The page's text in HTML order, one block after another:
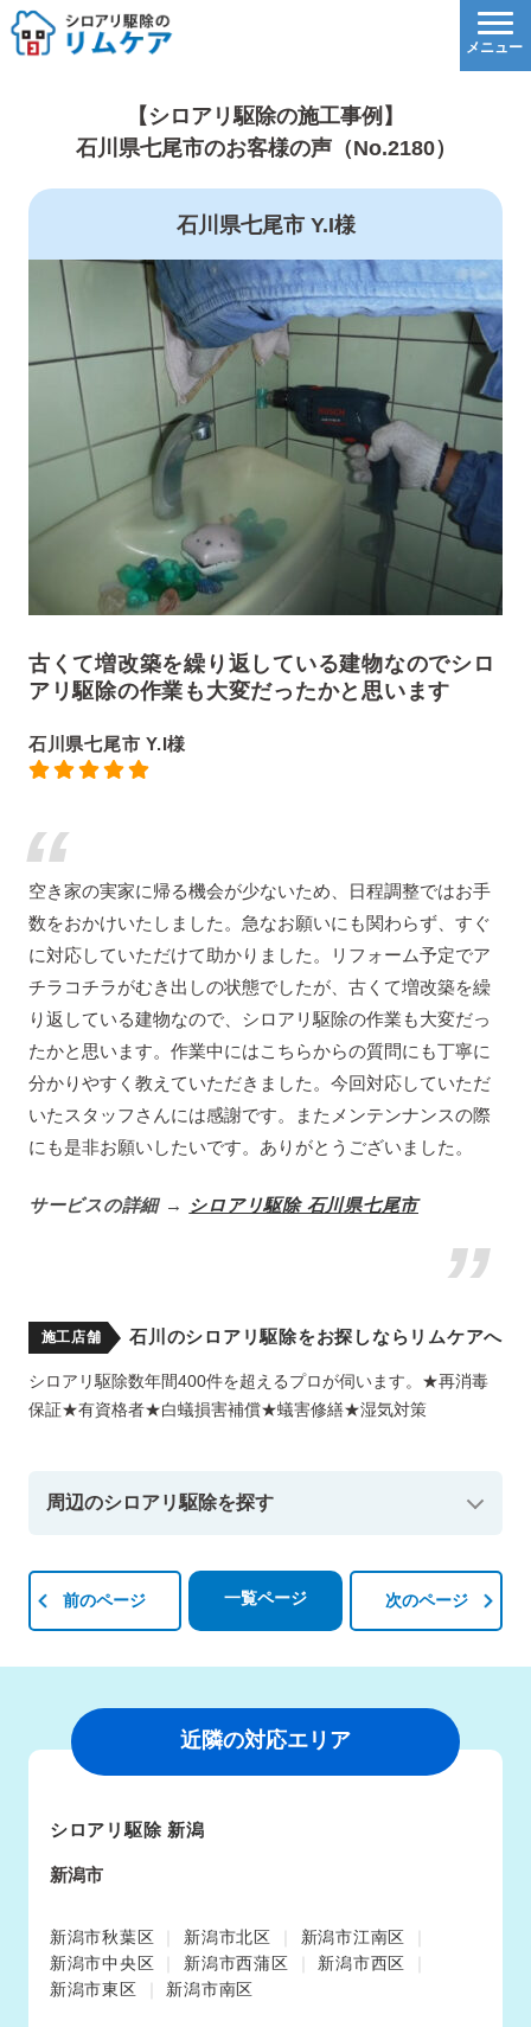
【シロアリ駆除の施工事例】
石川県七尾市のお客様の声（No.2180）
石川県七尾市 Y.I様
古くて増改築を繰り返している建物なのでシロ
アリ駆除の作業も大変だったかと思います
石川県七尾市 Y.I様
空き家の実家に帰る機会が少ないため、日程調整ではお手
数をおかけいたしました。急なお願いにも関わらず、すぐ
に対応していただけて助かりました。リフォーム予定でア
チラコチラがむき出しの状態でしたが、古くて増改築を繰
り返している建物なので、シロアリ駆除の作業も大変だっ
たかと思います。作業中にはこちらからの質問にも丁寧に
分かりやすく教えていただきました。今回対応していただ
いたスタッフさんには感謝です。またメンテンナンスの際
にも是非お願いしたいです。ありがとうございました。
サービスの詳細 → シロアリ駆除 石川県七尾市
施工店舗 石川のシロアリ駆除をお探しならリムケアへ
シロアリ駆除数年間400件を超えるプロが伺います。★再消毒
保証★有資格者★白蟻損害補償★蟻害修繕★湿気対策
周辺のシロアリ駆除を探す
前のページ 一覧ページ 次のページ
近隣の対応エリア
シロアリ駆除 新潟
新潟市
新潟市秋葉区 新潟市北区
新潟市江南区
新潟市中央区
新潟市西蒲区
新潟市西区
新潟市東区
新潟市南区